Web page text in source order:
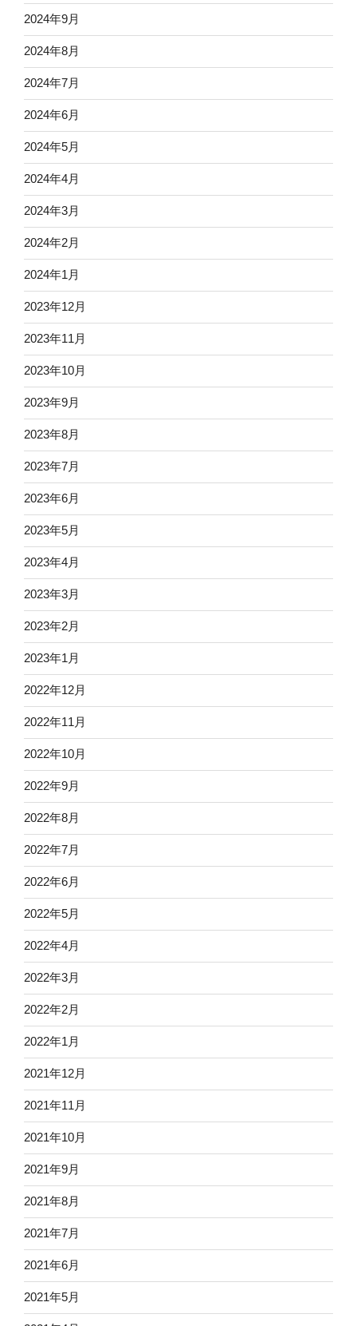
2024年9月
2024年8月
2024年7月
2024年6月
2024年5月
2024年4月
2024年3月
2024年2月
2024年1月
2023年12月
2023年11月
2023年10月
2023年9月
2023年8月
2023年7月
2023年6月
2023年5月
2023年4月
2023年3月
2023年2月
2023年1月
2022年12月
2022年11月
2022年10月
2022年9月
2022年8月
2022年7月
2022年6月
2022年5月
2022年4月
2022年3月
2022年2月
2022年1月
2021年12月
2021年11月
2021年10月
2021年9月
2021年8月
2021年7月
2021年6月
2021年5月